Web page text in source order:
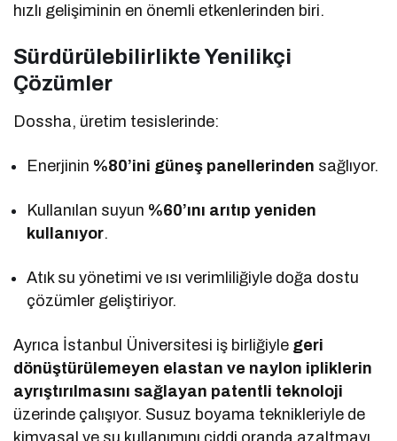
hızlı gelişiminin en önemli etkenlerinden biri.
Sürdürülebilirlikte Yenilikçi
Çözümler
Dossha, üretim tesislerinde:
Enerjinin %80’ini güneş panellerinden sağlıyor.
Kullanılan suyun %60’ını arıtıp yeniden
kullanıyor.
Atık su yönetimi ve ısı verimliliğiyle doğa dostu
çözümler geliştiriyor.
Ayrıca İstanbul Üniversitesi iş birliğiyle geri
dönüştürülemeyen elastan ve naylon ipliklerin
ayrıştırılmasını sağlayan patentli teknoloji
üzerinde çalışıyor. Susuz boyama teknikleriyle de
kimyasal ve su kullanımını ciddi oranda azaltmayı